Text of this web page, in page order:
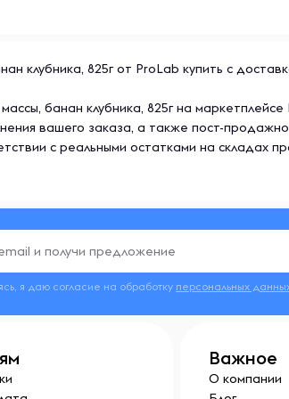
клубника, 825г от ProLab купить с
банан клубника, 825г на
вашего заказа, а также пост-
с реальными остатками на складах
я даю согласие на обработку персональных
Важное
О компании